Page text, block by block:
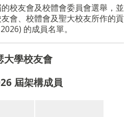
校友會及校體會委員會選舉，並
會、校體會及聖大校友所作的貢
的成員名單。
大學校友會
屆架構成員